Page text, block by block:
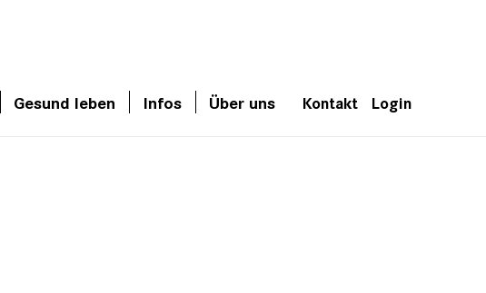
Gesund leben Infos Über uns Kontakt Login